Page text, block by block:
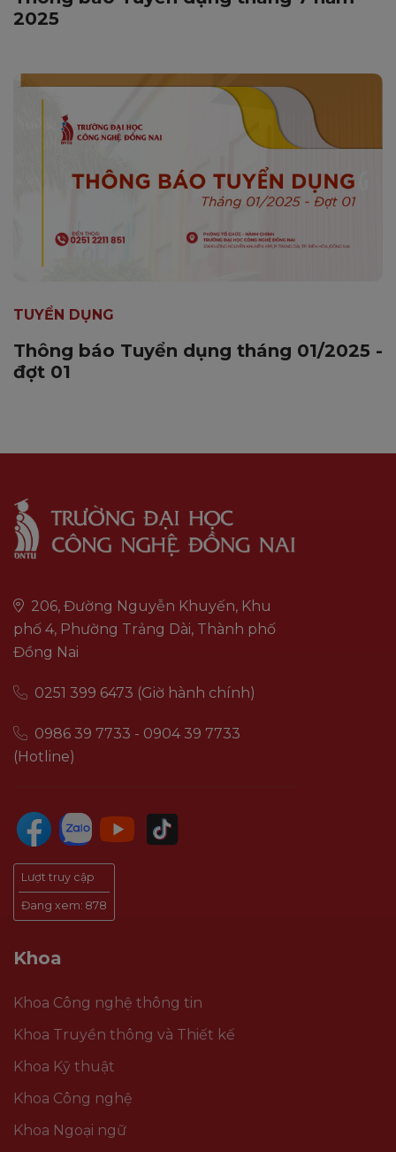
2025
TUYỂN DỤNG
Thông báo Tuyển dụng tháng 01/2025 -
đợt 01
206, Đường Nguyễn Khuyến, Khu
phố 4, Phường Trảng Dài, Thành phố
Đồng Nai
0251 399 6473 (Giờ hành chính)
0986 39 7733 - 0904 39 7733
(Hotline)
Lượt truy cập
Đang xem: 878
Khoa
Khoa Công nghệ thông tin
Khoa Truyền thông và Thiết kế
Khoa Kỹ thuật
Khoa Công nghệ
Khoa Ngoại ngữ